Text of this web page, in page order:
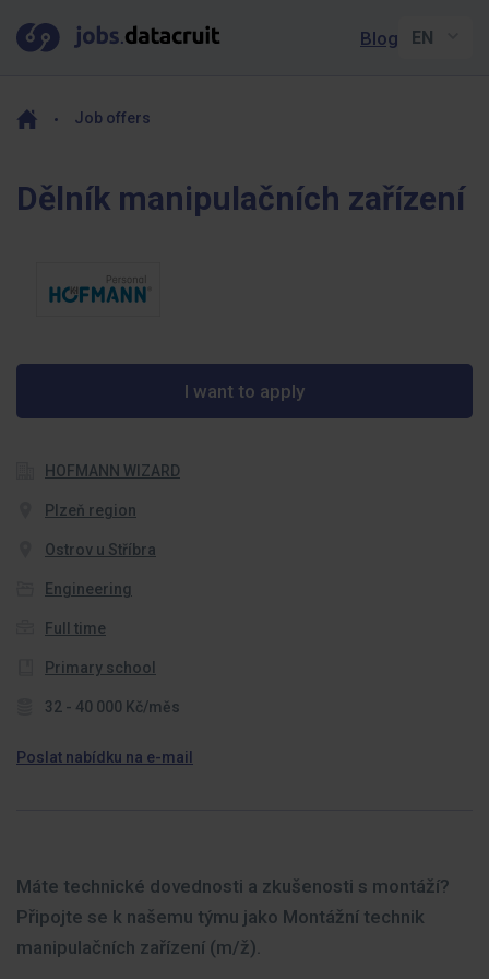
Blog
Job offers
Dělník manipulačních zařízení
I want to apply
HOFMANN WIZARD
Plzeň region
Ostrov u Stříbra
Engineering
Full time
Primary school
32 - 40 000 Kč/měs
Poslat nabídku na e-mail
Máte technické dovednosti a zkušenosti s montáží?
Připojte se k našemu týmu jako Montážní technik
manipulačních zařízení (m/ž).